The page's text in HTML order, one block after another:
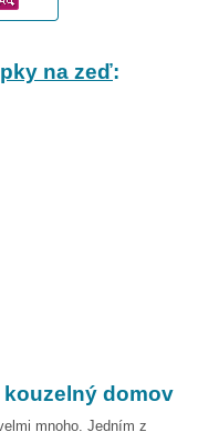
na zeď:
domov
mnoho. Jedním z